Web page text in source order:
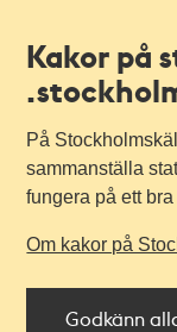
Kakor på
På
sammanställa
fungera på ett
Om kakor på
Godkänn